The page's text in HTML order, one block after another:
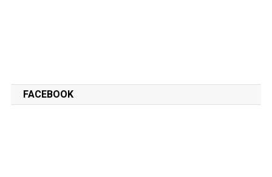
FACEBOOK